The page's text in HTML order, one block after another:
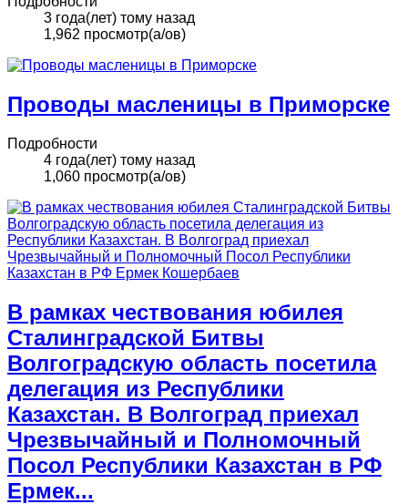
3 года(лет) тому назад
1,962 просмотр(а/ов)
Проводы масленицы в Приморске
Подробности
4 года(лет) тому назад
1,060 просмотр(а/ов)
В рамках чествования юбилея
Сталинградской Битвы
Волгоградскую область посетила
делегация из Республики
Казахстан. В Волгоград приехал
Чрезвычайный и Полномочный
Посол Республики Казахстан в РФ
Ермек...